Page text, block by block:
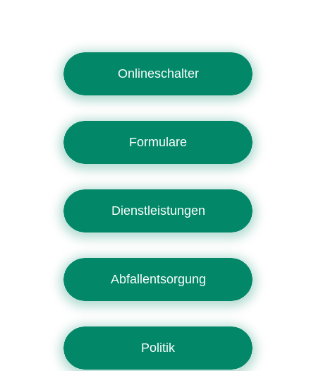
Onlineschalter
Formulare
Dienstleistungen
Abfallentsorgung
Politik